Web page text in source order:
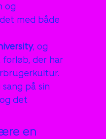
og
med både
, og
forløb, der har
på sin
det
en